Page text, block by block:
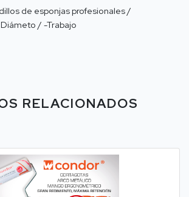
de esponjas profesionales /
/ -Trabajo
RELACIONADOS